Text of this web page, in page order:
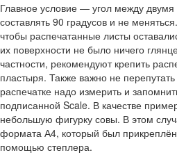
Главное условие — угол между
составлять 90 градусов и не
чтобы распечатанные листы
их поверхности не было ничего
частности, рекомендуют крепить
пластыря. Также важно не
распечатке надо измерить и
подписанной Scale. В качестве
небольшую фигурку совы. В этом
формата А4, который был прикреплён
помощью степлера.